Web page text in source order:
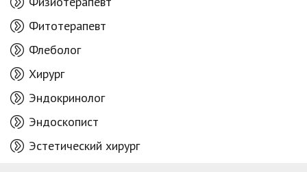
Фитотерапевт
Флеболог
Хирург
Эндокринолог
Эндоскопист
Эстетический хирург